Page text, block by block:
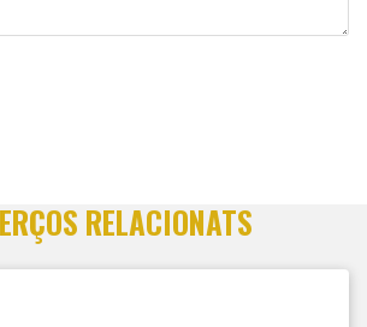
RELACIONATS